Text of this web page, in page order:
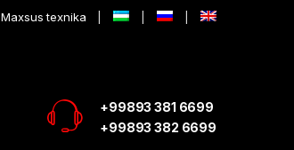
Maxsus texnika
+99893 381 6699
+99893 382 6699